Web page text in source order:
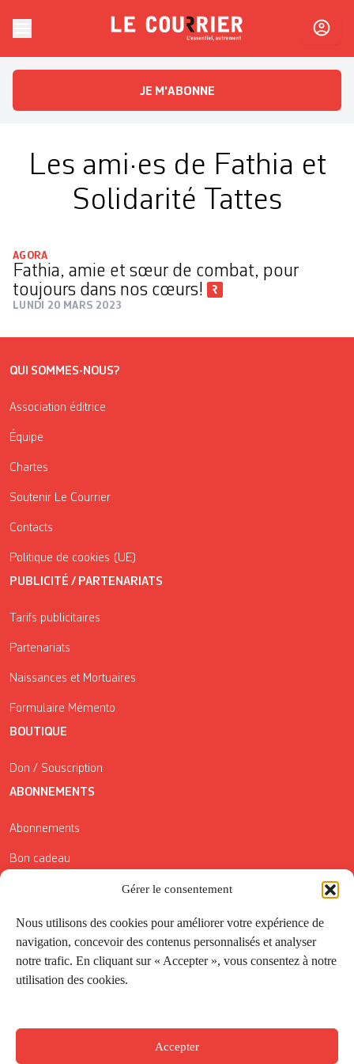
Gérer le consentement
Nous utilisons des cookies pour améliorer votre expérience de
navigation, concevoir des contenus personnalisés et analyser
notre trafic. En cliquant sur « Accepter », vous consentez à notre
utilisation des cookies.
Accepter
Le CourrierL'essentiel, autrement
JE M'ABONNE
Les ami·es de Fathia et
Solidarité Tattes
AGORA
Fathia, amie et sœur de combat, pour
toujours dans nos cœurs!
LUNDI 20 MARS 2023
QUI SOMMES-NOUS?
Association éditrice
Équipe
Chartes
Soutenir Le Courrier
Contacts
Politique de cookies (UE)
PUBLICITÉ / PARTENARIATS
Tarifs publicitaires
Partenariats
Naissances et Mortuaires
Formulaire Mémento
BOUTIQUE
Don / Souscription
ABONNEMENTS
Abonnements
Bon cadeau
Conditions générales de vente
Réductions de la Carte Côté Courrier
Application